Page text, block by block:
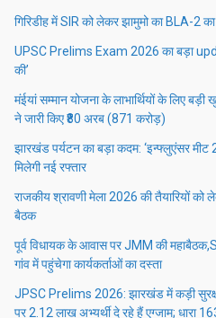
गिरिडीह में SIR को लेकर झामुमो का BLA-2
UPSC Prelims Exam 2026 का बड़ा
की’
मंईयां सम्मान योजना के लाभार्थियों के लिए
ने जारी किए ₹80 अरब (871 करोड़)
झारखंड पर्यटन का बड़ा कदम: ‘इन्फ्लुएंसर मीट
मिलेगी नई रफ्तार
राजकीय श्रावणी मेला 2026 की तैयारियों को
बैठक
पूर्व विधायक के आवास पर JMM की
गांव में पहुंचेगा कार्यकर्ताओं का दस्ता
JPSC Prelims 2026: झारखंड में कड़ी
पर 2.12 लाख अभ्यर्थी दे रहे हैं एग्जाम; धारा